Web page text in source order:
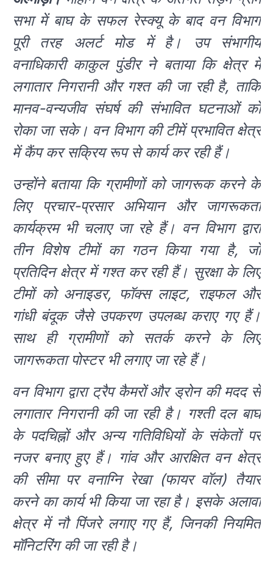
सभा में बाघ के सफल रेस्क्यू के बाद वन विभाग
पूरी तरह अलर्ट मोड में है। उप संभागीय
वनाधिकारी काकुल पुंडीर ने बताया कि क्षेत्र में
लगातार निगरानी और गश्त की जा रही है, ताकि
मानव-वन्यजीव संघर्ष की संभावित घटनाओं को
रोका जा सके। वन विभाग की टीमें प्रभावित क्षेत्र
में कैंप कर सक्रिय रूप से कार्य कर रही हैं।
उन्होंने बताया कि ग्रामीणों को जागरूक करने के
लिए प्रचार-प्रसार अभियान और जागरूकता
कार्यक्रम भी चलाए जा रहे हैं। वन विभाग द्वारा
तीन विशेष टीमों का गठन किया गया है, जो
प्रतिदिन क्षेत्र में गश्त कर रही हैं। सुरक्षा के लिए
टीमों को अनाइडर, फॉक्स लाइट, राइफल और
गांधी बंदूक जैसे उपकरण उपलब्ध कराए गए हैं।
साथ ही ग्रामीणों को सतर्क करने के लिए
जागरूकता पोस्टर भी लगाए जा रहे हैं।
वन विभाग द्वारा ट्रैप कैमरों और ड्रोन की मदद से
लगातार निगरानी की जा रही है। गश्ती दल बाघ
के पदचिह्नों और अन्य गतिविधियों के संकेतों पर
नजर बनाए हुए हैं। गांव और आरक्षित वन क्षेत्र
की सीमा पर वनाग्नि रेखा (फायर वॉल) तैयार
करने का कार्य भी किया जा रहा है। इसके अलावा
क्षेत्र में नौ पिंजरे लगाए गए हैं, जिनकी नियमित
मॉनिटरिंग की जा रही है।